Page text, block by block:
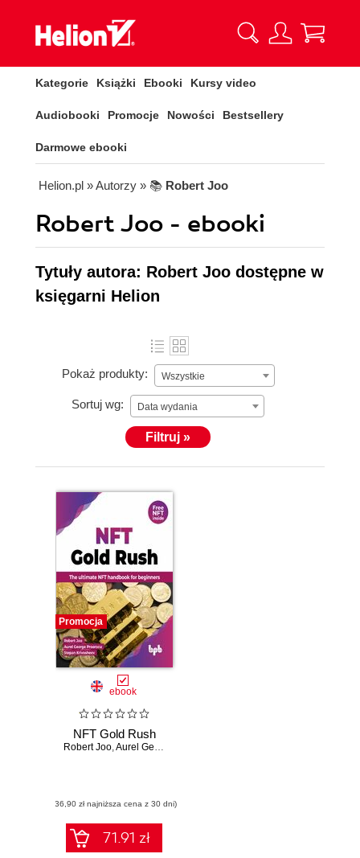
Kategorie Książki Ebooki Kursy video
Audiobooki Promocje Nowości Bestsellery
Darmowe ebooki
Helion.pl » Autorzy » 📚 Robert Joo
Robert Joo - ebooki
Tytuły autora: Robert Joo dostępne w
księgarni Helion
Pokaż produkty: Wszystkie
Sortuj wg: Data wydania
Filtruj »
Promocja
ebook
NFT Gold Rush
Robert Joo,Aurel George Proorocu
(36,90 zł najniższa cena z 30 dni)
71.91 zł